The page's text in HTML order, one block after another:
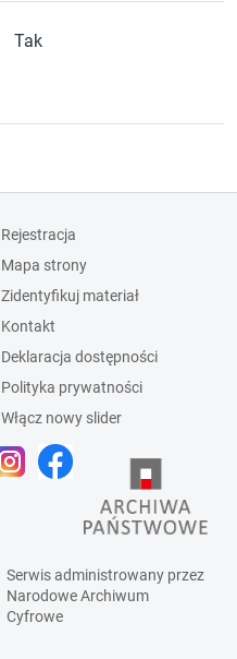
Tak
Rejestracja
Mapa strony
Zidentyfikuj materiał
Kontakt
Deklaracja dostępności
Polityka prywatności
Włącz nowy slider
Serwis administrowany przez
Narodowe Archiwum
Cyfrowe